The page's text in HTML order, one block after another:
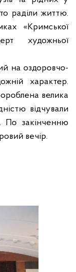
раділи життю.
«Кримської
художньої
на оздоровчо-
характер.
велика
відчували
По закінченню
вечір.